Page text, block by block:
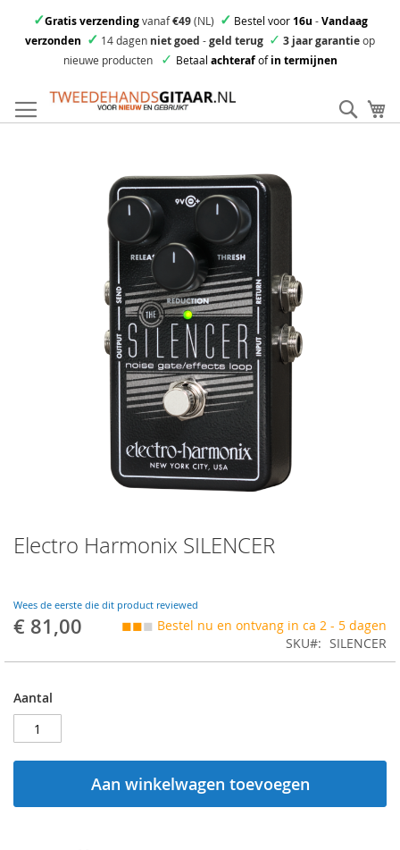
✓Gratis verzendingvanaf€49(NL) ✓ Bestel voor16u -Vandaag
verzonden ✓ 14 dagen niet goed -geld terug ✓ 3 jaar garantieop
nieuwe producten
✓ Betaal achterafofin termijnen
direct
door
Electro Harmonix SILENCER
Wees de eerste die dit product reviewed
€ 81,00 ◼◼◼ Bestel nu en ontvang in ca 2 - 5 dagen
SKU
SILENCER
Aantal
Aan winkelwagen toevoegen
to
the
the
images